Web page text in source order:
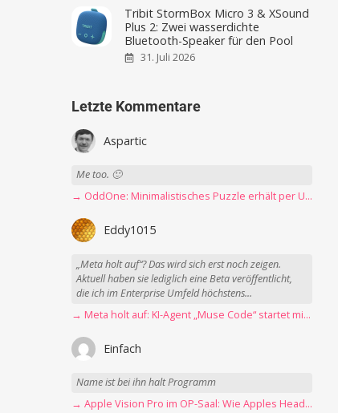
Tribit StormBox Micro 3 & XSound
Plus 2: Zwei wasserdichte
Bluetooth-Speaker für den Pool
31. Juli 2026
Letzte Kommentare
Aspartic
Me too. 🙂
→ OddOne: Minimalistisches Puzzle erhält per Update 150 neue Level
Eddy1015
„Meta holt auf“? Das wird sich erst noch zeigen.
Aktuell haben sie lediglich eine Beta veröffentlicht,
die ich im Enterprise Umfeld höchstens...
→ Meta holt auf: KI-Agent „Muse Code“ startet mit erster Betaversion
Einfach
Name ist bei ihn halt Programm
→ Apple Vision Pro im OP-Saal: Wie Apples Headset Operationen beschleunigt